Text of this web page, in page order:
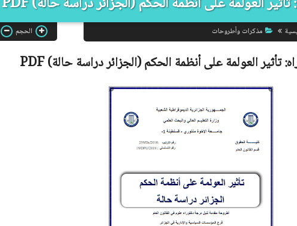
مذكرات وأطروحات الحجم
تأثير العولمة على أنظمة الحكم (الجزائر دراسة حالة)PDF